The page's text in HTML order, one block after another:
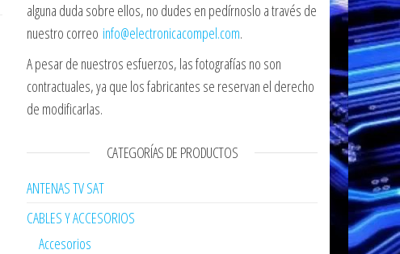
alguna duda sobre ellos, no dudes en pedírnoslo a través de
nuestro correo info@electronicacompel.com.
A pesar de nuestros esfuerzos, las fotografías no son
contractuales, ya que los fabricantes se reservan el derecho
de modificarlas.
CATEGORÍAS DE PRODUCTOS
ANTENAS TV SAT
CABLES Y ACCESORIOS
Accesorios